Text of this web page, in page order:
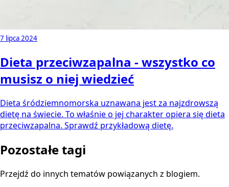
7 lipca 2024
Dieta przeciwzapalna - wszystko co
musisz o niej wiedzieć
Dieta śródziemnomorska uznawana jest za najzdrowszą
dietę na świecie. To właśnie o jej charakter opiera się dieta
przeciwzapalna. Sprawdź przykładową dietę.
Pozostałe tagi
Przejdź do innych tematów powiązanych z blogiem.